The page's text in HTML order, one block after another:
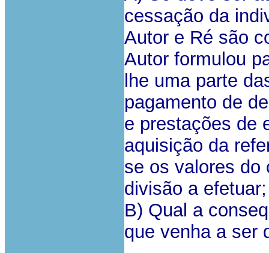
cessação da
Autor e Ré são
Autor formulou
lhe uma parte
pagamento de
e prestações de
aquisição da
se os valores do
divisão a efetuar;
B) Qual a
que venha a ser